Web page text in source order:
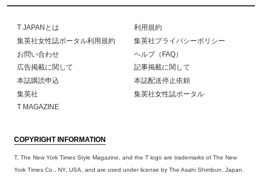
T JAPANとは
利用規約
集英社女性誌ポータル利用規約
集英社プライバシーポリシー
お問い合わせ
ヘルプ（FAQ）
広告掲載に関して
記事掲載に関して
本誌購読申込
本誌配送停止依頼
集英社
集英社女性誌ポータル
T MAGAZINE
COPYRIGHT INFORMATION
T, The New York Times Style Magazine, and the T logo are trademarks of The New
York Times Co., NY, USA, and are used under license by The Asahi Shimbun, Japan.